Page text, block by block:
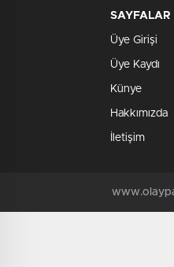
SAYFALAR
Üye Girişi
Üye Kaydı
Künye
Hakkımızda
İletişim